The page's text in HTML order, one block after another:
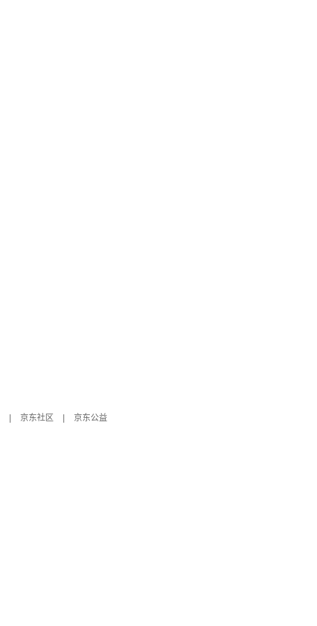
京东社区
京东公益